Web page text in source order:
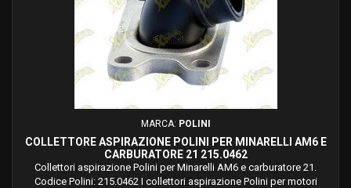
MARCA: POLINI
COLLETTORE ASPIRAZIONE POLINI PER MINARELLI AM6 E
CARBURATORE 21 215.0462
Collettori aspirazione Polini per Minarelli AM6 e carburatore 21.
Codice Polini: 215.0462 I collettori aspirazione Polini per motori